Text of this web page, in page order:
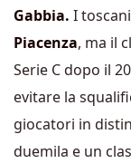
Gabbia. I
Piacenza, ma il
Serie C dopo il
evitare la
giocatori in
duemila e un